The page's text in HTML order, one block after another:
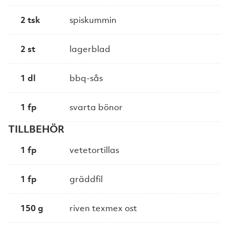
2 tsk spiskummin
2 st lagerblad
1 dl bbq-sås
1 fp svarta bönor
TILLBEHÖR
1 fp vetetortillas
1 fp gräddfil
150 g riven texmex ost